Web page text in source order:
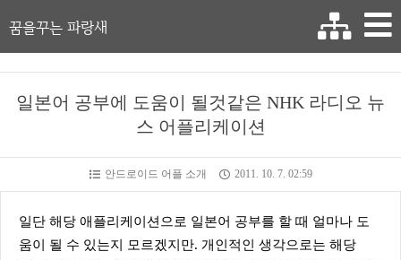
꿈을꾸는 파랑새
일본어 공부에 도움이 될것같은 NHK 라디오 뉴
스 어플리케이션
안드로이드 어플 소개 2011. 10. 7. 02:59
일단 해당 애플리케이션으로 일본어 공부를 할 때 얼마나 도
움이 될 수 있는지 모르겠지만. 개인적인 생각으로는 해당